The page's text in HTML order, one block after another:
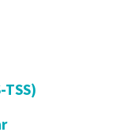
TSS)